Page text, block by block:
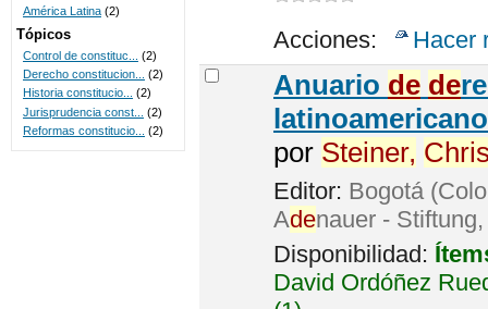
Acciones: Hacer
Anuario de de
por Steiner,
Editor: Bogotá
Adenauer -
Disponibilidad:
David Ordóñez
América Latina (2)
Tópicos
Control de constituc...
(2)
Derecho constitucion...
(2)
Historia constitucio... (2)
Jurisprudencia const...
(2)
Reformas constitucio...
(2)